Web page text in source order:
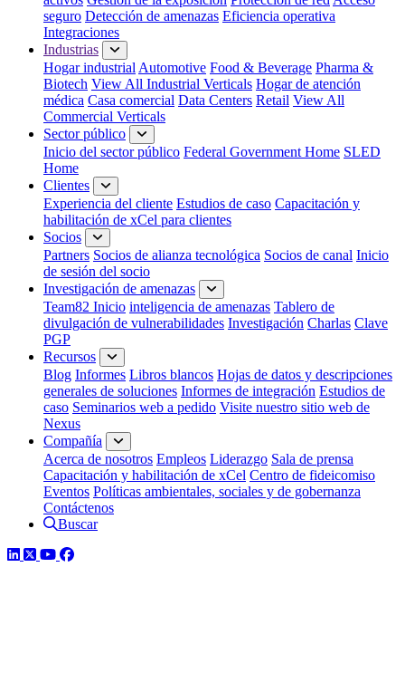
seguro Detección de amenazas Eficiencia operativa
Integraciones
Industrias
Hogar industrial Automotive Food & Beverage Pharma &
Biotech View All Industrial Verticals Hogar de atención
médica Casa comercial Data Centers Retail View All
Commercial Verticals
Sector público
Inicio del sector público Federal Government Home SLED
Home
Clientes
Experiencia del cliente Estudios de caso Capacitación y
habilitación de xCel para clientes
Socios
Partners Socios de alianza tecnológica Socios de canal Inicio
de sesión del socio
Investigación de amenazas
Team82 Inicio inteligencia de amenazas Tablero de
divulgación de vulnerabilidades Investigación Charlas Clave
PGP
Recursos
Blog Informes Libros blancos Hojas de datos y descripciones
generales de soluciones Informes de integración Estudios de
caso Seminarios web a pedido Visite nuestro sitio web de
Nexus
Compañía
Acerca de nosotros Empleos Liderazgo Sala de prensa
Capacitación y habilitación de xCel Centro de fideicomiso
Eventos Políticas ambientales, sociales y de gobernanza
Contáctenos
Buscar
LinkedIn
TwitterYouTube
Facebook